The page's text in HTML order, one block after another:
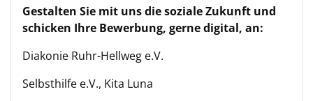
Gestalten Sie mit uns die soziale Zukunft und
schicken Ihre Bewerbung, gerne digital, an:
Diakonie Ruhr-Hellweg e.V.
Selbsthilfe e.V., Kita Luna